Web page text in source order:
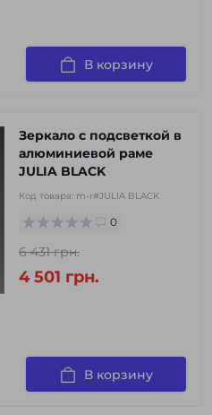
В корзину
Зеркало с подсветкой в
алюминиевой раме
JULIA BLACK
Код товара: m-r#JULIA BLACK
0
6 431 грн.
4 501 грн.
В корзину